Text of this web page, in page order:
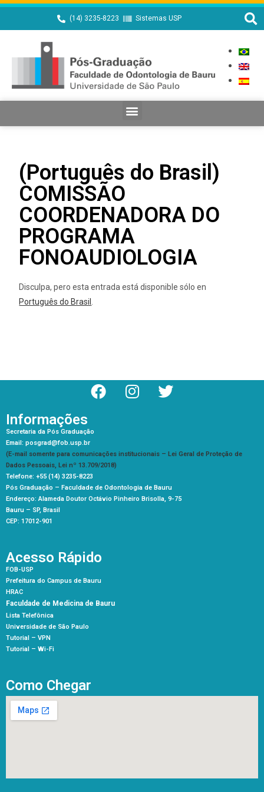
(14) 3235-8223 Sistemas USP
(Português do Brasil)
COMISSÃO
COORDENADORA DO
PROGRAMA
FONOAUDIOLOGIA
Disculpa, pero esta entrada está disponible sólo en
Português do Brasil .
Informações
Secretaria da Pós Graduação
Email: posgrad@fob.usp.br
(E-mail somente para comunicações institucionais – Lei Geral de Proteção de
Dados Pessoais, Lei nº 13.709/2018)
Telefone: +55 (14) 3235-8223
Pós Graduação – Faculdade de Odontologia de Bauru
Endereço: Alameda Doutor Octávio Pinheiro Brisolla, 9-75
Bauru – SP, Brasil
CEP: 17012-901
Acesso Rápido
FOB-USP
Prefeitura do Campus de Bauru
HRAC
Faculdade de Medicina de Bauru
Lista Telefônica
Universidade de São Paulo
Tutorial – VPN
Tutorial – Wi-Fi
Como Chegar